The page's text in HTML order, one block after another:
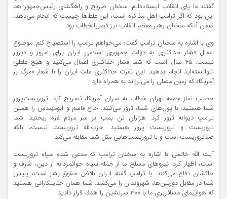
گفتند ما پای انقلاب ایستاده‌ایم. سخنان صریح و راهگشای رئیس‌جمهور هم
این بود که اگر ترامپ اهل مذاکره است، این غلط‌ها چیست که انجام می‌دهد،
ضمن آنکه سخنان رهبر معظم انقلاب نیز فصل‌الخطاب بود.
وی با اشاره به سخنان ترامپ گفت:‌ می‌خواهم ترامپ را استضیاح کنم. موضوع
اعمال فشار حداکثری به دولت جمهوری اسلامی ایران برای امروز و دیروز
نیست. ۴۵ سال است که شما فشار حداکثری اعمال می‌کنید و هیچ غلطی
نتوانسته‌اید انجام بدهید. این نفرت حداکثری ملت ایران را با شعار «مرگ بر
آمریکا» که زمین مصلی‌ را می‌لرزاند به همراه دارد.
خطیب نماز جمعه تهران خطاب به سران آمریکا، تصریح کرد: تروریست‌پرور
شما هستید. با پول‌های شما، ترور می‌کنند. حاج قاسم و ابومهندس را همین
ترامپ دیوانه ترور کرد. هزاران تن بمب بر سر مردم غزه ریختید. شما
تروریست و تروریست پرور هستید. حزب‌الله تروریست نیست، بلکه
ضدتروریست است و با تروریست‌هایی مثل شما مقابله می‌کند.
آیت الله خاتمی با اشاره به سخنان ترامپ که مدعی شده سپاه تروریست
است، اظهار کرد: نیروهای مسلح ما از جمله سپاه جوانمردانه از دین، شرف و
خاکشان دفاع می‌کنند. یا ترامپ گفته ایران ناقض حقوق بشر است، پلیس
شما در مقابل دوربین‌ها، شهروندان را می‌کشد. شما همان جنایتکارانی هستید
که هواپیمای مسافربری ما با ۳۰۰ سرنشین را هدف قرار دادید.